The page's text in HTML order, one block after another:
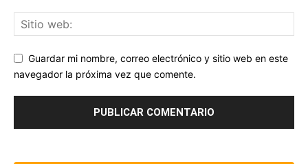
Guardar mi nombre, correo electrónico y sitio web en este
navegador la próxima vez que comente.